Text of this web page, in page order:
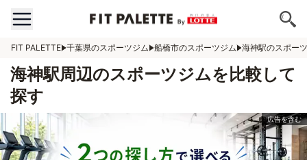
FIT PALETTE 千葉県のスポーツジム 船橋市のスポーツジム 海神駅のスポー
海神駅周辺のスポーツジムを比較して
探す